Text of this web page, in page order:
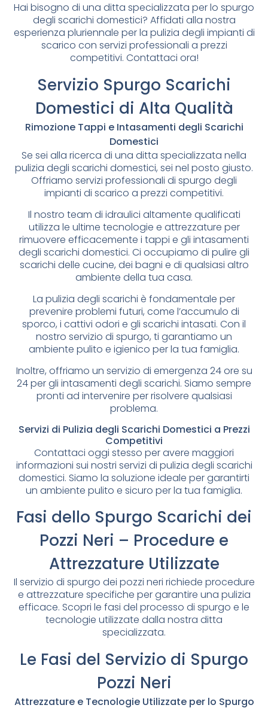
Hai bisogno di una ditta specializzata per lo spurgo
degli scarichi domestici? Affidati alla nostra
esperienza pluriennale per la pulizia degli impianti di
scarico con servizi professionali a prezzi
competitivi. Contattaci ora!
Servizio Spurgo Scarichi
Domestici di Alta Qualità
Rimozione Tappi e Intasamenti degli Scarichi
Domestici
Se sei alla ricerca di una ditta specializzata nella
pulizia degli scarichi domestici, sei nel posto giusto.
Offriamo servizi professionali di spurgo degli
impianti di scarico a prezzi competitivi.
Il nostro team di idraulici altamente qualificati
utilizza le ultime tecnologie e attrezzature per
rimuovere efficacemente i tappi e gli intasamenti
degli scarichi domestici. Ci occupiamo di pulire gli
scarichi delle cucine, dei bagni e di qualsiasi altro
ambiente della tua casa.
La pulizia degli scarichi è fondamentale per
prevenire problemi futuri, come l’accumulo di
sporco, i cattivi odori e gli scarichi intasati. Con il
nostro servizio di spurgo, ti garantiamo un
ambiente pulito e igienico per la tua famiglia.
Inoltre, offriamo un servizio di emergenza 24 ore su
24 per gli intasamenti degli scarichi. Siamo sempre
pronti ad intervenire per risolvere qualsiasi
problema.
Servizi di Pulizia degli Scarichi Domestici a Prezzi
Competitivi
Contattaci oggi stesso per avere maggiori
informazioni sui nostri servizi di pulizia degli scarichi
domestici. Siamo la soluzione ideale per garantirti
un ambiente pulito e sicuro per la tua famiglia.
Fasi dello Spurgo Scarichi dei
Pozzi Neri – Procedure e
Attrezzature Utilizzate
Il servizio di spurgo dei pozzi neri richiede procedure
e attrezzature specifiche per garantire una pulizia
efficace. Scopri le fasi del processo di spurgo e le
tecnologie utilizzate dalla nostra ditta
specializzata.
Le Fasi del Servizio di Spurgo
Pozzi Neri
Attrezzature e Tecnologie Utilizzate per lo Spurgo